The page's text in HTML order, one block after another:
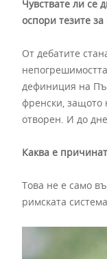
Чувствате ли се
оспори тезите
От дебатите
дефиниция на
френски, защото
отворен. И до
Каква е
Това не е само
римската